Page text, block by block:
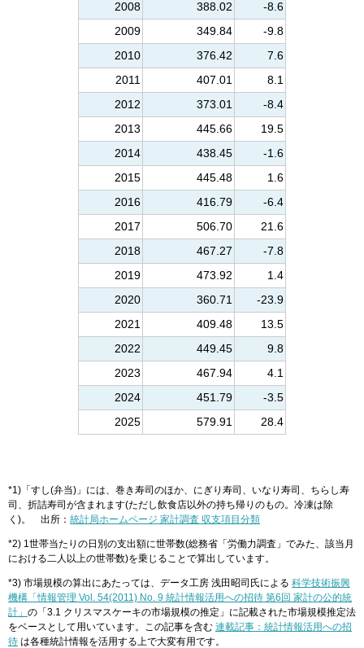
2008
388.02
-8.6
2009
349.84
-9.8
2010
376.42
7.6
2011
407.01
8.1
2012
373.01
-8.4
2013
445.66
19.5
2014
438.45
-1.6
2015
445.48
1.6
2016
416.79
-6.4
2017
506.70
21.6
2018
467.27
-7.8
2019
473.92
1.4
2020
360.71
-23.9
2021
409.48
13.5
2022
449.45
9.8
2023
467.94
4.1
2024
451.79
-3.5
2025
579.91 28.4
*1)「すし(弁当)」には、巻き寿司のほか、にぎり寿司、いなり寿司、ちらし寿
司、折詰寿司が含まれます(ただし飲食店以外の持ち帰りのもの。冷凍は除
く)。 出所： 統計局ホームページ 家計調査 収支項目分類
*2) 1世帯当たりの日別の支出額に世帯数(総務省「労働力調査」でみた、該当月
における二人以上の世帯数)を乗じることで算出しています。
*3) 市場規模の算出にあたっては、データ工房 浅田昭司氏による 科学技術振興
機構「情報管理 Vol. 54(2011) No. 9 統計情報活用への招待 第6回 家計の公的統
計」 の「3.1 クリスマスケーキの市場規模の推定」に記載された市場規模推定法
をベースとして用いています。この記事を含む 連載記事：統計情報活用への招
待 は各種統計情報を活用する上で大変有用です。